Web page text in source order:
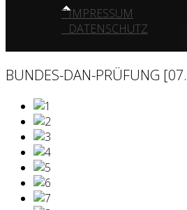
IMPRESSUM
DATENSCHUTZ
BUNDES-DAN-PRÜFUNG